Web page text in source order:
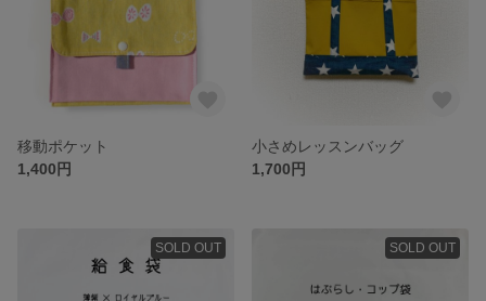
移動ポケット
1,400円
小さめレッスンバッグ
1,700円
SOLD OUT SOLD OUT